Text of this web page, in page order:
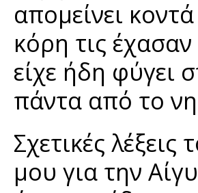
απομείνει
κόρη τις
είχε ήδη φύγει
πάντα από το
Σχετικές
μου για την